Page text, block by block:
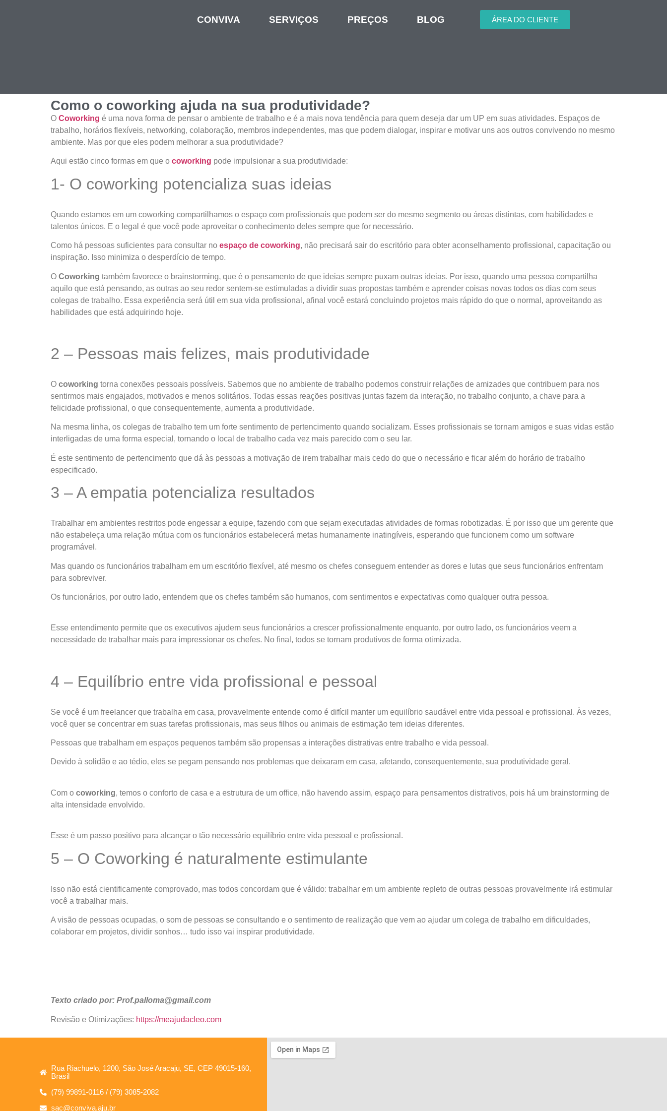
CONVIVA SERVIÇOS PREÇOS BLOG ÁREA DO CLIENTE
Como o coworking ajuda na sua produtividade?
O Coworking é uma nova forma de pensar o ambiente de trabalho e é a mais nova tendência para quem deseja dar um UP em suas atividades. Espaços de
trabalho, horários flexíveis, networking, colaboração, membros independentes, mas que podem dialogar, inspirar e motivar uns aos outros convivendo no mesmo
ambiente. Mas por que eles podem melhorar a sua produtividade?
Aqui estão cinco formas em que o coworking pode impulsionar a sua produtividade:
1- O coworking potencializa suas ideias
Quando estamos em um coworking compartilhamos o espaço com profissionais que podem ser do mesmo segmento ou áreas distintas, com habilidades e
talentos únicos. E o legal é que você pode aproveitar o conhecimento deles sempre que for necessário.
Como há pessoas suficientes para consultar no espaço de coworking, não precisará sair do escritório para obter aconselhamento profissional, capacitação ou
inspiração. Isso minimiza o desperdício de tempo.
O Coworking também favorece o brainstorming, que é o pensamento de que ideias sempre puxam outras ideias. Por isso, quando uma pessoa compartilha
aquilo que está pensando, as outras ao seu redor sentem-se estimuladas a dividir suas propostas também e aprender coisas novas todos os dias com seus
colegas de trabalho. Essa experiência será útil em sua vida profissional, afinal você estará concluindo projetos mais rápido do que o normal, aproveitando as
habilidades que está adquirindo hoje.
2 – Pessoas mais felizes, mais produtividade
O coworking torna conexões pessoais possíveis. Sabemos que no ambiente de trabalho podemos construir relações de amizades que contribuem para nos
sentirmos mais engajados, motivados e menos solitários. Todas essas reações positivas juntas fazem da interação, no trabalho conjunto, a chave para a
felicidade profissional, o que consequentemente, aumenta a produtividade.
Na mesma linha, os colegas de trabalho tem um forte sentimento de pertencimento quando socializam. Esses profissionais se tornam amigos e suas vidas estão
interligadas de uma forma especial, tornando o local de trabalho cada vez mais parecido com o seu lar.
É este sentimento de pertencimento que dá às pessoas a motivação de irem trabalhar mais cedo do que o necessário e ficar além do horário de trabalho
especificado.
3 – A empatia potencializa resultados
Trabalhar em ambientes restritos pode engessar a equipe, fazendo com que sejam executadas atividades de formas robotizadas. É por isso que um gerente que
não estabeleça uma relação mútua com os funcionários estabelecerá metas humanamente inatingíveis, esperando que funcionem como um software
programável.
Mas quando os funcionários trabalham em um escritório flexível, até mesmo os chefes conseguem entender as dores e lutas que seus funcionários enfrentam
para sobreviver.
Os funcionários, por outro lado, entendem que os chefes também são humanos, com sentimentos e expectativas como qualquer outra pessoa.
Esse entendimento permite que os executivos ajudem seus funcionários a crescer profissionalmente enquanto, por outro lado, os funcionários veem a
necessidade de trabalhar mais para impressionar os chefes. No final, todos se tornam produtivos de forma otimizada.
4 – Equilíbrio entre vida profissional e pessoal
Se você é um freelancer que trabalha em casa, provavelmente entende como é difícil manter um equilíbrio saudável entre vida pessoal e profissional. Às vezes,
você quer se concentrar em suas tarefas profissionais, mas seus filhos ou animais de estimação tem ideias diferentes.
Pessoas que trabalham em espaços pequenos também são propensas a interações distrativas entre trabalho e vida pessoal.
Devido à solidão e ao tédio, eles se pegam pensando nos problemas que deixaram em casa, afetando, consequentemente, sua produtividade geral.
Com o coworking, temos o conforto de casa e a estrutura de um office, não havendo assim, espaço para pensamentos distrativos, pois há um brainstorming de
alta intensidade envolvido.
Esse é um passo positivo para alcançar o tão necessário equilíbrio entre vida pessoal e profissional.
5 – O Coworking é naturalmente estimulante
Isso não está cientificamente comprovado, mas todos concordam que é válido: trabalhar em um ambiente repleto de outras pessoas provavelmente irá estimular
você a trabalhar mais.
A visão de pessoas ocupadas, o som de pessoas se consultando e o sentimento de realização que vem ao ajudar um colega de trabalho em dificuldades,
colaborar em projetos, dividir sonhos… tudo isso vai inspirar produtividade.
Texto criado por: Prof.palloma@gmail.com
Revisão e Otimizações: https://meajudacleo.com
Rua Riachuelo, 1200, São José Aracaju, SE, CEP 49015-160,
Brasil
(79) 99891-0116 / (79) 3085-2082
sac@conviva.aju.br